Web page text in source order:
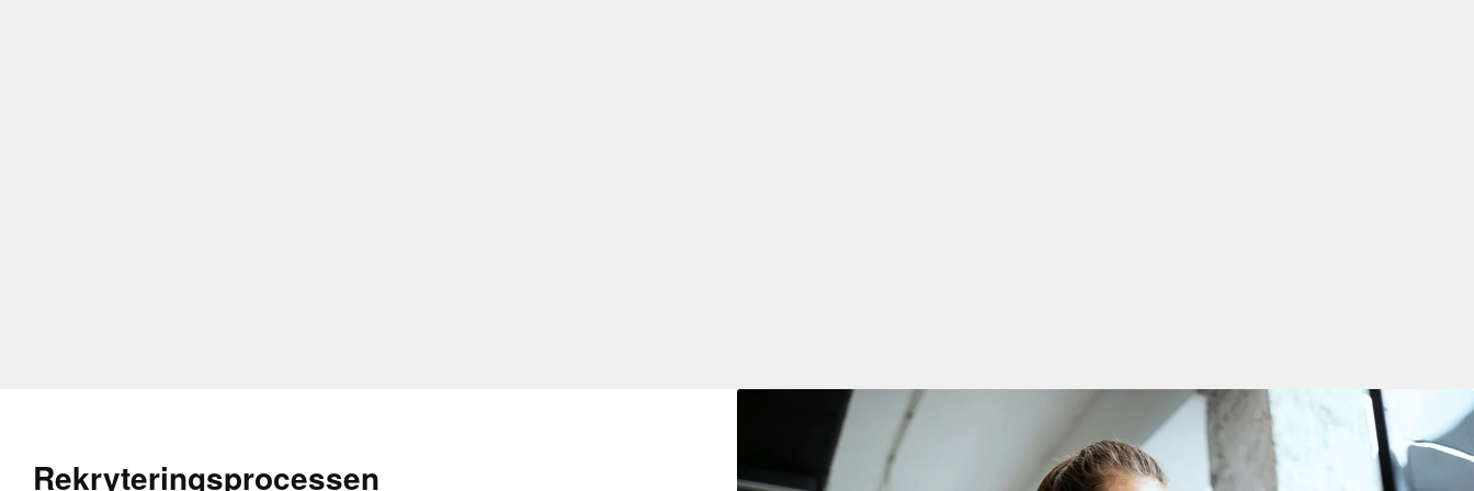
Kommunikation är också en viktig del av kemiingenjörens roll. De måste kunna samarbeta med
andra avdelningar och tekniska experter, förklara komplexa tekniska problem på ett tydligt sätt och
säkerställa att alla i teamet förstår de kemiska processerna och deras betydelse. En kemiingenjör
bör också ha en stark förståelse för säkerhet och miljöregler, eftersom de ofta ansvarar för att se
Rekryteringsprocessen